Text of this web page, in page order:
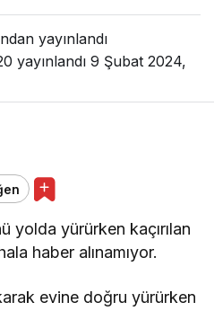
yayınlandı
yayınlandı 9 Şubat 2024,
yolda yürürken kaçırılan
haber alınamıyor.
evine doğru yürürken